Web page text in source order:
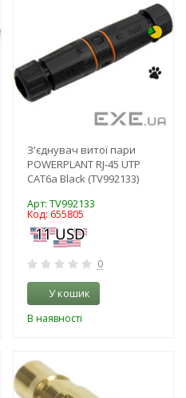
З'єднувач витої пари
POWERPLANT RJ-45 UTP
CAT6a Black (TV992133)
Арт: TV992133
Код: 655805
0
У кошик
В наявності